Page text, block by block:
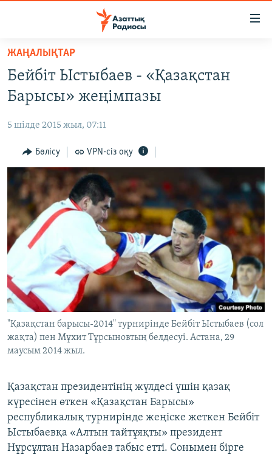
Skip
main
content
to
Navigation
Skip
Search
ЖАҢАЛЫҚТАР
AZATTYQTV
ҚАҢТАР ОҚИҒАСЫ
АДАМ ҚҰҚЫҚТАРЫ
ӘЛЕУМЕТ
ӘЛЕМ
АРНАЙЫ ЖОБАЛАР
Русский
ЖАЗЫЛЫҢЫЗ
Басқа тілдерде
ЖАҢАЛЫҚТАР
Бейбіт Ыстыбаев - «Қазақстан
Барысы» жеңімпазы
5 шілде 2015 жыл, 07:11
Бөлісу VPN-сіз оқу
"Қазақстан барысы-2014" турнирінде Бейбіт Ыстыбаев (сол
жақта) пен Мұхит Тұрсыновтың белдесуі. Астана, 29
маусым 2014 жыл.
Қазақстан президентінің жүлдесі үшін қазақ
күресінен өткен «Қазақстан Барысы»
республикалық турнирінде жеңіске жеткен Бейбіт
Ыстыбаевқа «Алтын тайтұяқты» президент
Нұрсұлтан Назарбаев табыс етті. Сонымен бірге